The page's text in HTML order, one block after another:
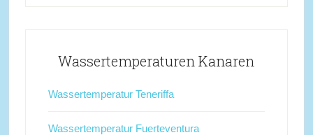
Wassertemperaturen Kanaren
Wassertemperatur Teneriffa
Wassertemperatur Fuerteventura